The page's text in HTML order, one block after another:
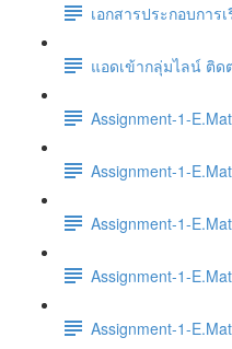
เอกสารประกอบการ
แอดเข้ากลุ่มไลน์ ติด
Assignment-1-
Assignment-1-
Assignment-1-
Assignment-1-
Assignment-1-